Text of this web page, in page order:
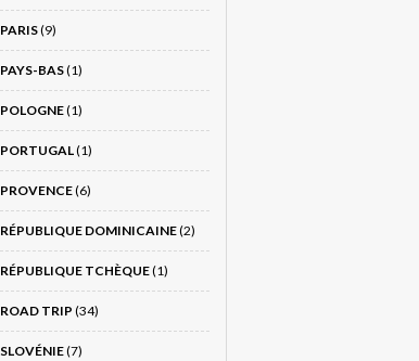
PARIS(9)
PAYS-BAS(1)
POLOGNE(1)
PORTUGAL(1)
PROVENCE(6)
RÉPUBLIQUE DOMINICAINE(2)
RÉPUBLIQUE TCHÈQUE(1)
ROAD TRIP (34)
SLOVÉNIE(7)